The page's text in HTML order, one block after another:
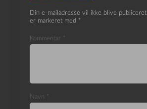
Din e-mailadresse vil ikke blive publiceret.
er markeret med *
Kommentar *
Navn *